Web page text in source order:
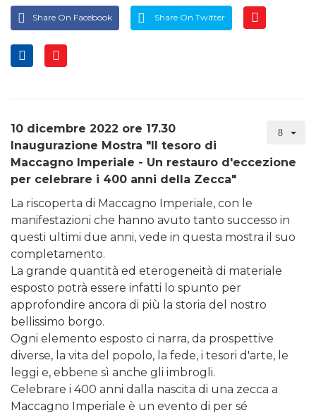
Share On Facebook Share On Twitter
10 dicembre 2022 ore 17.30
Inaugurazione Mostra "Il tesoro di
Maccagno Imperiale - Un restauro d'eccezione
per celebrare i 400 anni della Zecca"
La riscoperta di Maccagno Imperiale, con le
manifestazioni che hanno avuto tanto successo in
questi ultimi due anni, vede in questa mostra il suo
completamento.
La grande quantità ed eterogeneità di materiale
esposto potrà essere infatti lo spunto per
approfondire ancora di più la storia del nostro
bellissimo borgo.
Ogni elemento esposto ci narra, da prospettive
diverse, la vita del popolo, la fede, i tesori d'arte, le
leggi e, ebbene sì anche gli imbrogli.
Celebrare i 400 anni dalla nascita di una zecca a
Maccagno Imperiale è un evento di per sé